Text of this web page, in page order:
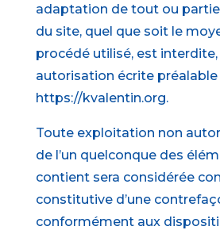
adaptation de tout ou
du site, quel que soit le
procédé utilisé, est
autorisation écrite préalable
https://kvalentin.org.
Toute exploitation non
de l’un quelconque des
contient sera considérée
constitutive d’une
conformément aux